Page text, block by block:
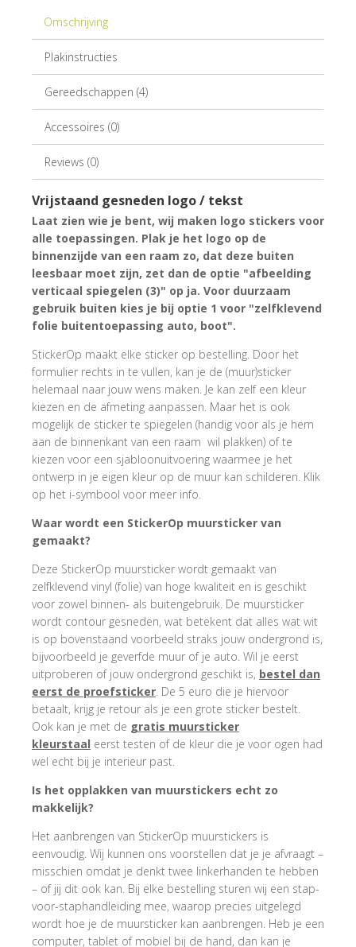
Omschrijving
Plakinstructies
Gereedschappen (4)
Accessoires (0)
Reviews (0)
Vrijstaand gesneden logo / tekst
Laat zien wie je bent, wij maken logo stickers voor
alle toepassingen. Plak je het logo op de
binnenzijde van een raam zo, dat deze buiten
leesbaar moet zijn, zet dan de optie "afbeelding
verticaal spiegelen (3)" op ja. Voor duurzaam
gebruik buiten kies je bij optie 1 voor "zelfklevend
folie buitentoepassing auto, boot".
StickerOp maakt elke sticker op bestelling. Door het
formulier rechts in te vullen, kan je de (muur)sticker
helemaal naar jouw wens maken. Je kan zelf een kleur
kiezen en de afmeting aanpassen. Maar het is ook
mogelijk de sticker te spiegelen (handig voor als je hem
aan de binnenkant van een raam wil plakken) of te
kiezen voor een sjabloonuitvoering waarmee je het
ontwerp in je eigen kleur op de muur kan schilderen. Klik
op het i-symbool voor meer info.
Waar wordt een StickerOp muursticker van
gemaakt?
Deze StickerOp muursticker wordt gemaakt van
zelfklevend vinyl (folie) van hoge kwaliteit en is geschikt
voor zowel binnen- als buitengebruik. De muursticker
wordt contour gesneden, wat betekent dat alles wat wit
is op bovenstaand voorbeeld straks jouw ondergrond is,
bijvoorbeeld je geverfde muur of je auto. Wil je eerst
uitproberen of jouw ondergrond geschikt is, bestel dan
eerst de proefsticker. De 5 euro die je hiervoor
betaalt, krijg je retour als je een grote sticker bestelt.
Ook kan je met de gratis muursticker
kleurstaal eerst testen of de kleur die je voor ogen had
wel echt bij je interieur past.
Is het opplakken van muurstickers echt zo
makkelijk?
Het aanbrengen van StickerOp muurstickers is
eenvoudig. Wij kunnen ons voorstellen dat je je afvraagt –
misschien omdat je denkt twee linkerhanden te hebben
– of jij dit ook kan. Bij elke bestelling sturen wij een stap-
voor-staphandleiding mee, waarop precies uitgelegd
wordt hoe je de muursticker kan aanbrengen. Heb je een
computer, tablet of mobiel bij de hand, dan kan je